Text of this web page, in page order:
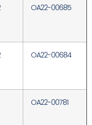
OA22-00685
OA22-00684
OA22-00781